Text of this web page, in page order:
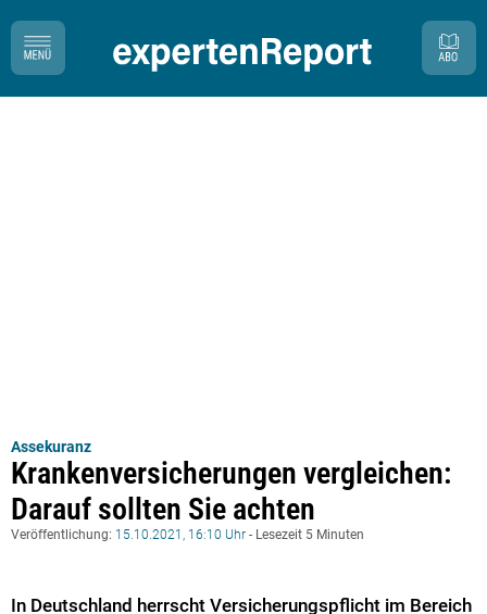
Assekuranz
Krankenversicherungen vergleichen:
Darauf sollten Sie achten
Veröffentlichung: 15.10.2021, 16:10 Uhr - Lesezeit 5 Minuten
In Deutschland herrscht Versicherungspflicht im Bereich